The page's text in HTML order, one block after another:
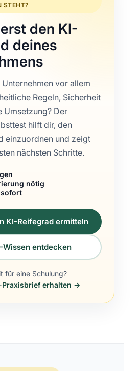
STEHT?
den KI-
deines
Unternehmen vor allem
Regeln, Sicherheit
Umsetzung? Der
hilft dir, den
einzuordnen und zeigt
nächsten Schritte.
nötig
KI-Reifegrad ermitteln
Wissen entdecken
für eine Schulung?
Praxisbrief erhalten →